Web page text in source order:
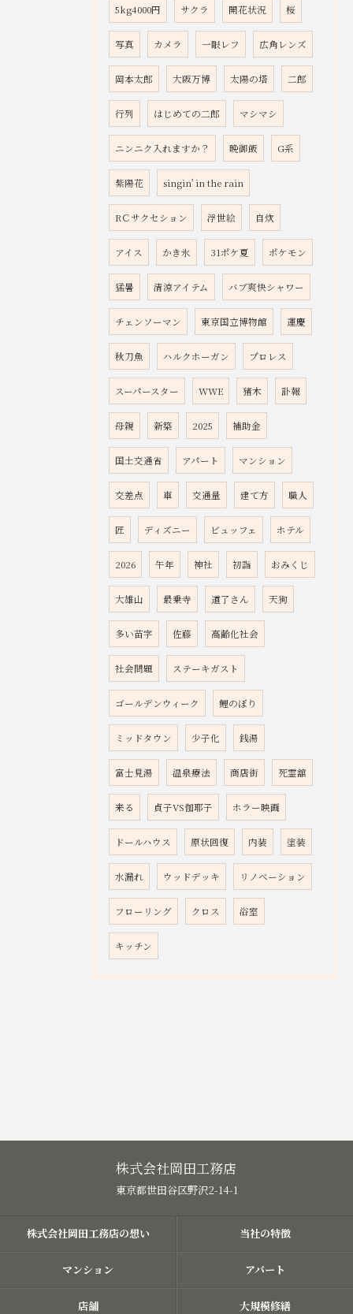
5kg4000円 サクラ 開花状況 桜
写真 カメラ 一眼レフ 広角レンズ
岡本太郎 大阪万博 太陽の塔 二郎
行列 はじめての二郎 マシマシ
ニンニク入れますか？ 晩御飯 G系
紫陽花 singin' in the rain
RＣサクセション 浮世絵 自炊
アイス かき氷 31ポケ夏 ポケモン
猛暑 清涼アイテム バブ爽快シャワー
チェンソーマン 東京国立博物館 運慶
秋刀魚 ハルクホーガン プロレス
スーパースター WWE 猪木 訃報
母親 新築 2025 補助金
国土交通省 アパート マンション
交差点 車 交通量 建て方 職人
匠 ディズニー ビュッフェ ホテル
2026 午年 神社 初詣 おみくじ
大雄山 最乗寺 道了さん 天狗
多い苗字 佐藤 高齢化社会
社会問題 ステーキガスト
ゴールデンウィーク 鯉のぼり
ミッドタウン 少子化 銭湯
富士見湯 温泉療法 商店街 死霊舘
来る 貞子VS伽耶子 ホラー映画
ドールハウス 原状回復 内装 塗装
水漏れ ウッドデッキ リノベーション
フローリング クロス 浴室
キッチン
株式会社岡田工務店
東京都世田谷区野沢2-14-1
株式会社岡田工務店の想い 当社の特徴
マンション アパート
店舗 大規模修繕